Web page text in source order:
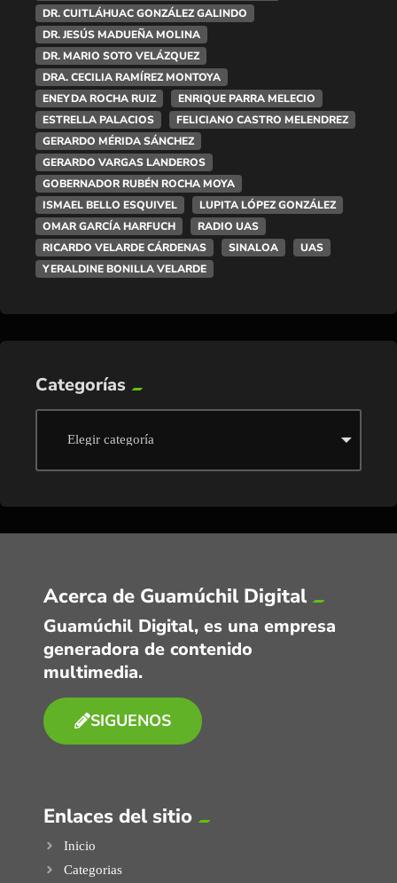
DR. CUITLÁHUAC GONZÁLEZ GALINDO
DR. JESÚS MADUEÑA MOLINA
DR. MARIO SOTO VELÁZQUEZ
DRA. CECILIA RAMÍREZ MONTOYA
ENEYDA ROCHA RUIZ
ENRIQUE PARRA MELECIO
ESTRELLA PALACIOS
FELICIANO CASTRO MELENDREZ
GERARDO MÉRIDA SÁNCHEZ
GERARDO VARGAS LANDEROS
GOBERNADOR RUBÉN ROCHA MOYA
ISMAEL BELLO ESQUIVEL
LUPITA LÓPEZ GONZÁLEZ
OMAR GARCÍA HARFUCH
RADIO UAS
RICARDO VELARDE CÁRDENAS
SINALOA
UAS
YERALDINE BONILLA VELARDE
Categorías
Acerca de Guamúchil Digital
Guamúchil Digital, es una empresa
generadora de contenido
multimedia.
SIGUENOS
Enlaces del sitio
Inicio
Categorias